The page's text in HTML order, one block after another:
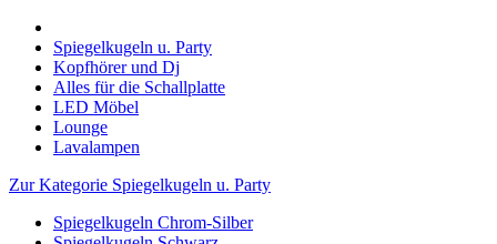
Spiegelkugeln u. Party
Kopfhörer und Dj
Alles für die Schallplatte
LED Möbel
Lounge
Lavalampen
Zur Kategorie Spiegelkugeln u. Party
Spiegelkugeln Chrom-Silber